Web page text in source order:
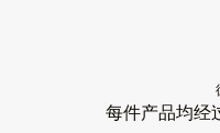
每件产品均经